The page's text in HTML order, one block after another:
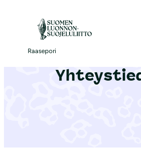
Raasepori